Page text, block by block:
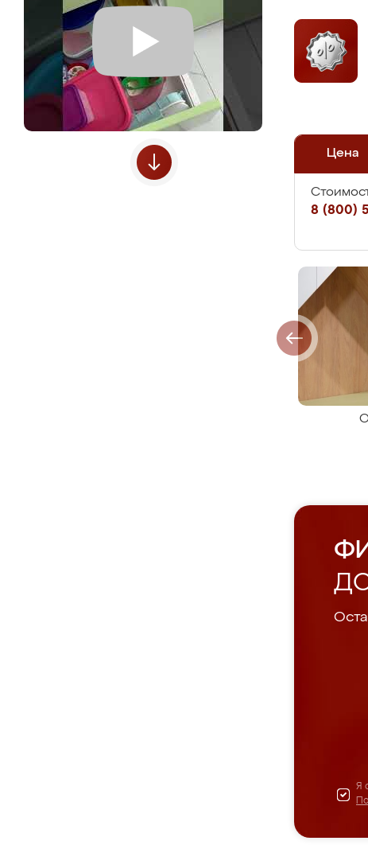
Цена
8 (800)
Я